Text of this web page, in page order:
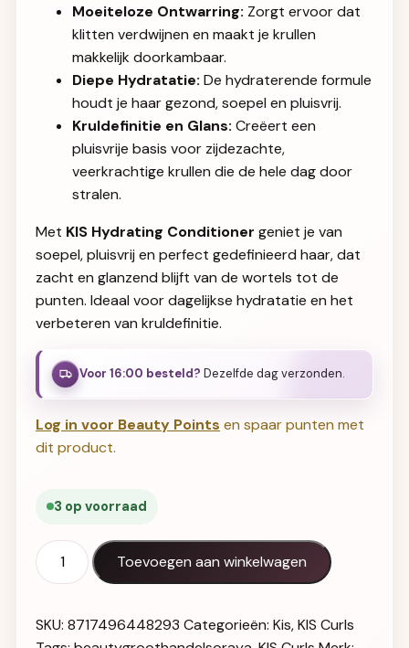
Moeiteloze Ontwarring: Zorgt ervoor dat
klitten verdwijnen en maakt je krullen
makkelijk doorkambaar.
Diepe Hydratatie: De hydraterende formule
houdt je haar gezond, soepel en pluisvrij.
Kruldefinitie en Glans: Creëert een
pluisvrije basis voor zijdezachte,
veerkrachtige krullen die de hele dag door
stralen.
Met KIS Hydrating Conditioner geniet je van
soepel, pluisvrij en perfect gedefinieerd haar, dat
zacht en glanzend blijft van de wortels tot de
punten. Ideaal voor dagelijkse hydratatie en het
verbeteren van kruldefinitie.
Voor 16:00 besteld? Dezelfde dag verzonden.
Log in voor Beauty Points en spaar punten met
dit product.
3 op voorraad
KIS Hydrating Conditioner 250ml aantal
Toevoegen aan winkelwagen
SKU: 8717496448293 Categorieën: Kis,KIS Curls